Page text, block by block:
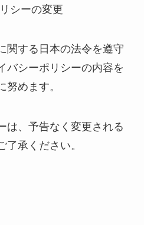
シーの変更
関する日本の法令を遵守
バシーポリシーの内容を
めます。
は、予告なく変更される
承ください。